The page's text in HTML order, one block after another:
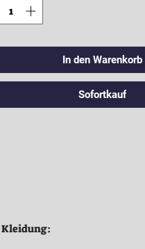
In den Warenkorb
Sofortkauf
Kleidung: